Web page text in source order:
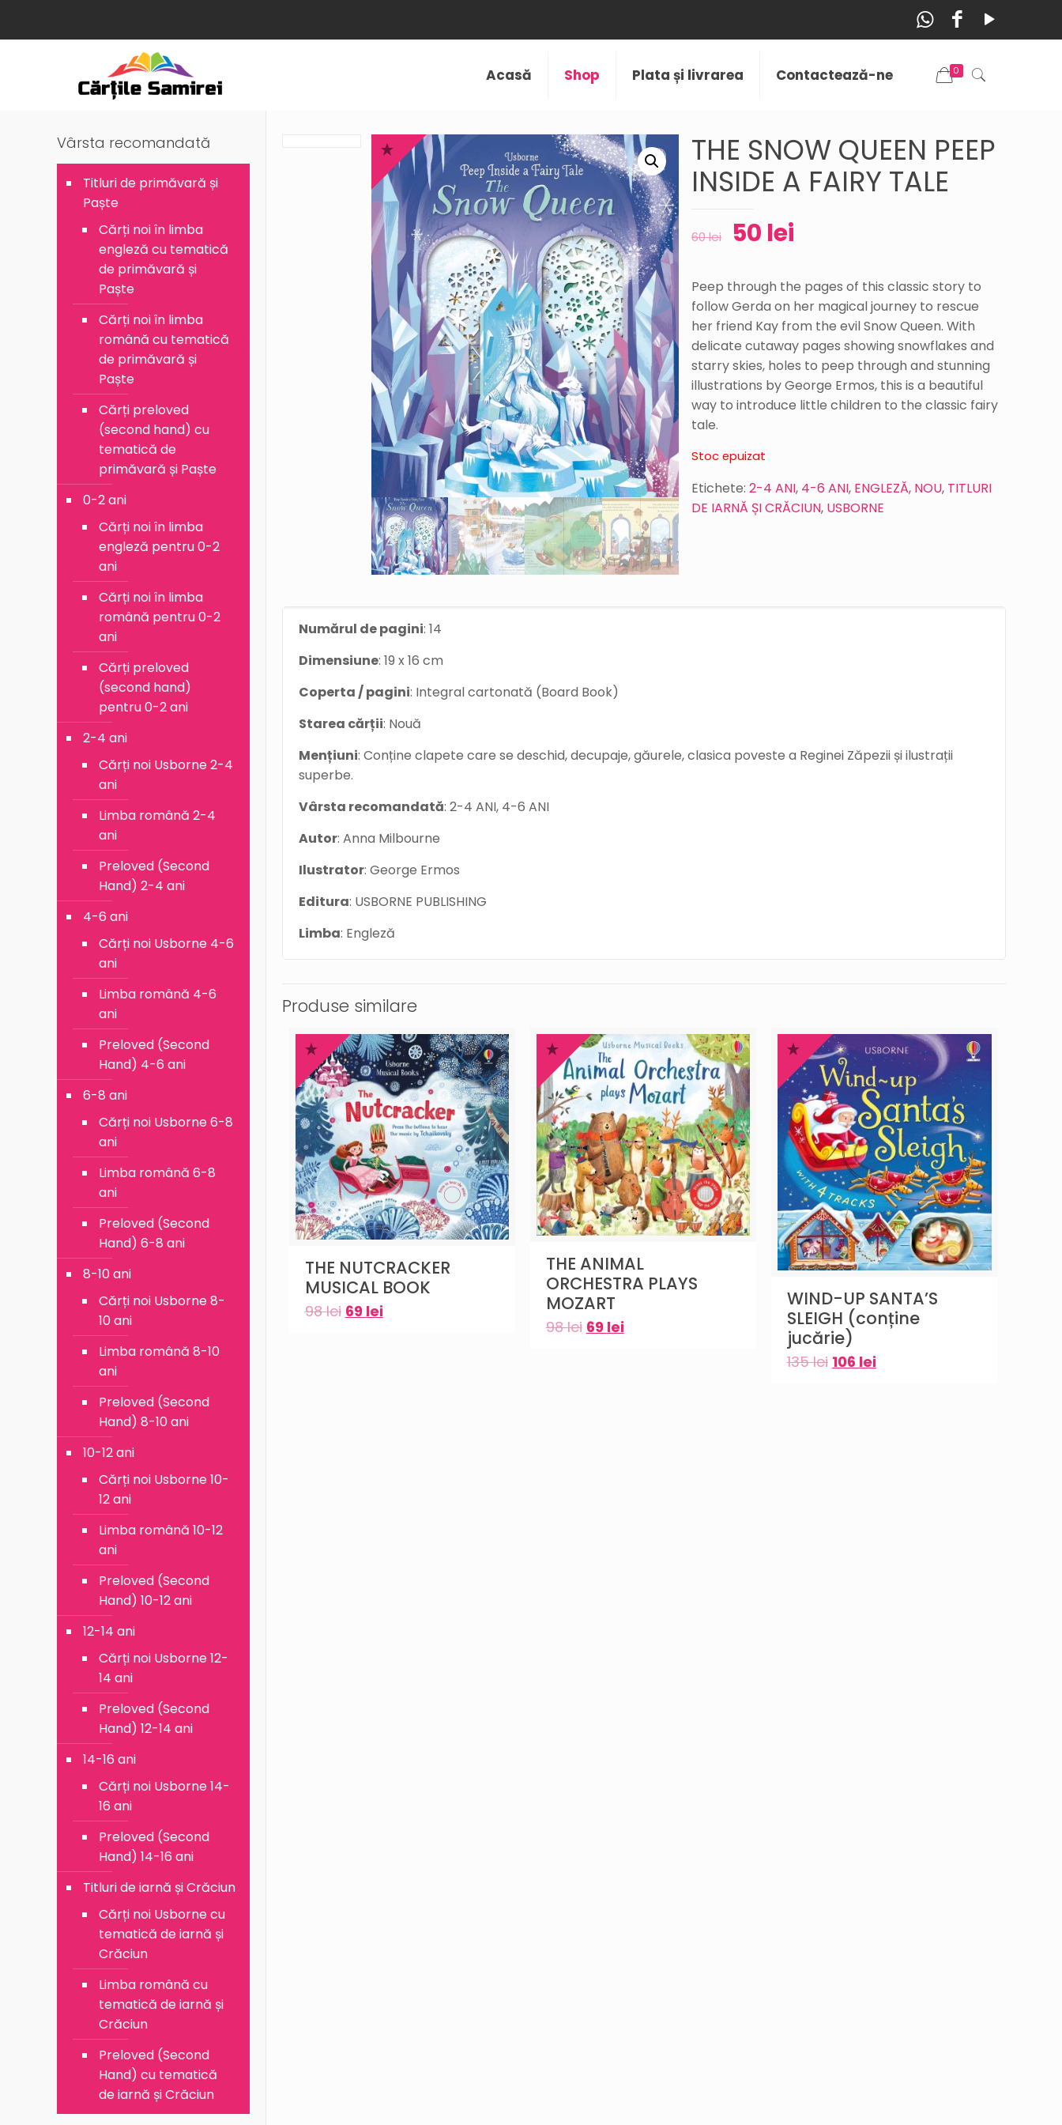
Acasă Shop Plata și livrarea Contactează-ne 0
THE SNOW QUEEN PEEP
INSIDE A FAIRY TALE
60lei 50 lei
Peep through the pages of this classic story to
follow Gerda on her magical journey to rescue
her friend Kay from the evil Snow Queen. With
delicate cutaway pages showing snowflakes and
starry skies, holes to peep through and stunning
illustrations by George Ermos, this is a beautiful
way to introduce little children to the classic fairy
tale.
Stoc epuizat
Etichete:2-4 ANI, 4-6 ANI, ENGLEZĂ, NOU, TITLURI
DE IARNĂ ȘI CRĂCIUN, USBORNE
Numărul de pagini: 14
Dimensiune: 19 x 16 cm
Coperta / pagini: Integral cartonată (Board Book)
Starea cărții: Nouă
Mențiuni: Conține clapete care se deschid, decupaje, găurele, clasica poveste a Reginei Zăpezii și ilustrații
superbe.
Vârsta recomandată: 2-4 ANI, 4-6 ANI
Autor: Anna Milbourne
Ilustrator: George Ermos
Editura: USBORNE PUBLISHING
Limba: Engleză
Produse similare
THE NUTCRACKER
MUSICAL BOOK
98lei 69 lei
THE ANIMAL
ORCHESTRA PLAYS
MOZART
98lei 69 lei
WIND-UP SANTA’S
SLEIGH (conține
jucărie)
135lei 106 lei
Vârsta recomandată
Titluri de primăvară și
Paște
Cărți noi în limba
engleză cu tematică
de primăvară și
Paște
Cărți noi în limba
română cu tematică
de primăvară și
Paște
Cărți preloved
(second hand) cu
tematică de
primăvară și Paște
0-2 ani
Cărți noi în limba
engleză pentru 0-2
ani
Cărți noi în limba
română pentru 0-2
ani
Cărți preloved
(second hand)
pentru 0-2 ani
2-4 ani
Cărți noi Usborne 2-4
ani
Limba română 2-4
ani
Preloved (Second
Hand) 2-4 ani
4-6 ani
Cărți noi Usborne 4-6
ani
Limba română 4-6
ani
Preloved (Second
Hand) 4-6 ani
6-8 ani
Cărți noi Usborne 6-8
ani
Limba română 6-8
ani
Preloved (Second
Hand) 6-8 ani
8-10 ani
Cărți noi Usborne 8-
10 ani
Limba română 8-10
ani
Preloved (Second
Hand) 8-10 ani
10-12 ani
Cărți noi Usborne 10-
12 ani
Limba română 10-12
ani
Preloved (Second
Hand) 10-12 ani
12-14 ani
Cărți noi Usborne 12-
14 ani
Preloved (Second
Hand) 12-14 ani
14-16 ani
Cărți noi Usborne 14-
16 ani
Preloved (Second
Hand) 14-16 ani
Titluri de iarnă și Crăciun
Cărți noi Usborne cu
tematică de iarnă și
Crăciun
Limba română cu
tematică de iarnă și
Crăciun
Preloved (Second
Hand) cu tematică
de iarnă și Crăciun